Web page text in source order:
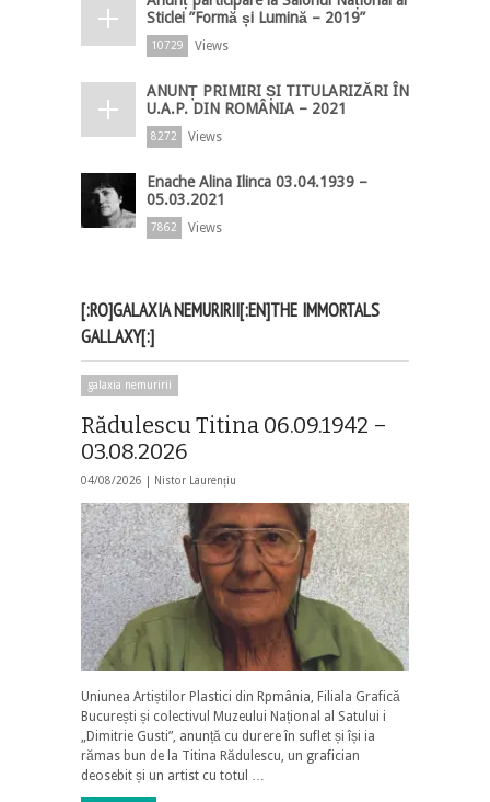
Sticlei ”Formă și Lumină – 2019”
10729 Views
ANUNȚ PRIMIRI ȘI TITULARIZĂRI ÎN
U.A.P. DIN ROMÂNIA – 2021
8272 Views
Enache Alina Ilinca 03.04.1939 –
05.03.2021
7862 Views
[:RO]GALAXIA NEMURIRII[:EN]THE IMMORTALS
GALLAXY[:]
galaxia nemuririi
Rădulescu Titina 06.09.1942 –
03.08.2026
04/08/2026 | Nistor Laurențiu
Uniunea Artiștilor Plastici din Rpmânia, Filiala Grafică
București și colectivul Muzeului Național al Satului i
„Dimitrie Gusti”, anunță cu durere în suflet și își ia
rămas bun de la Titina Rădulescu, un grafician
deosebit și un artist cu totul …